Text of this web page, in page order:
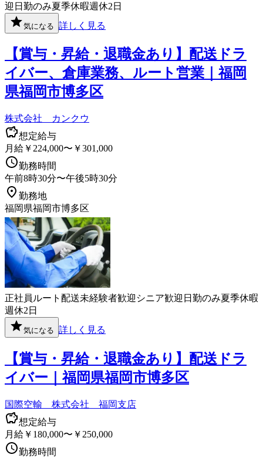
迎 日勤のみ夏季休暇週休2日
気になる 詳しく見る
【賞与・昇給・退職金あり】配送ドラ
イバー、倉庫業務、ルート営業｜福岡
県福岡市博多区
株式会社 カンクウ
想定給与
月給￥224,000〜￥301,000
勤務時間
午前8時30分〜午後5時30分
勤務地
福岡県福岡市博多区
正社員 ルート配送未経験者歓迎 シニア歓迎 日勤のみ夏季休暇
週休2日
気になる 詳しく見る
【賞与・昇給・退職金あり】配送ドラ
イバー｜福岡県福岡市博多区
国際空輸 株式会社 福岡支店
想定給与
月給￥180,000〜￥250,000
勤務時間